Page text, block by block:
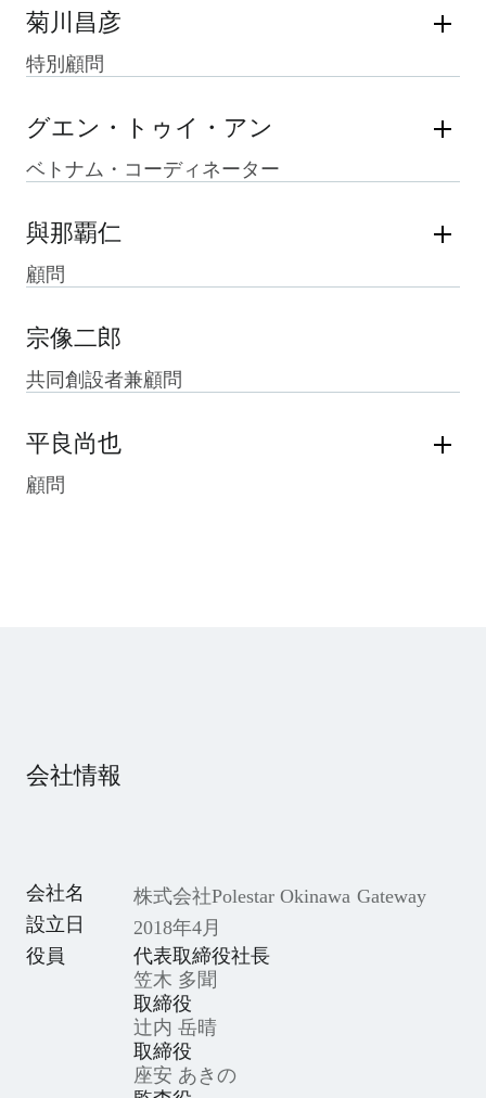
菊川昌彦
特別顧問
グエン・トゥイ・アン
ベトナム・コーディネーター
與那覇仁
顧問
宗像二郎
共同創設者兼顧問
平良尚也
顧問
会社情報
会社名
株式会社Polestar Okinawa Gateway
設立日
2018年4月
役員
代表取締役社長
笠木 多聞
取締役
辻内 岳晴
取締役
座安 あきの